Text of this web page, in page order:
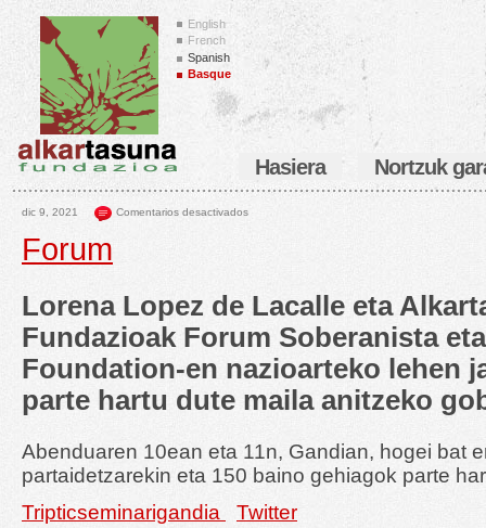
English
French
Spanish
Basque
Hasiera Nortzuk
dic 9, 2021 Comentarios desactivados
Forum
Lorena Lopez de Lacalle eta
Fundazioak Forum Soberanista
Foundation-en nazioarteko lehen
parte hartu dute maila anitzeko
Abenduaren 10ean eta 11n, Gandian, hogei bat
partaidetzarekin eta 150 baino gehiagok parte
Tripticseminarigandia
Twitter